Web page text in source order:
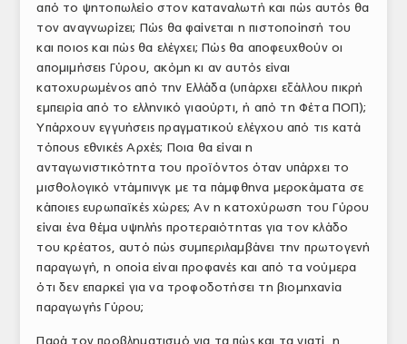
από το ψητοπωλείο στον καταναλωτή και πώς αυτός θα
τον αναγνωρίζει; Πώς θα φαίνεται η πιστοποίησή του
και ποιος και πώς θα ελέγχει; Πώς θα αποφευχθούν οι
απομιμήσεις Γύρου, ακόμη κι αν αυτός είναι
κατοχυρωμένος από την Ελλάδα (υπάρχει εξάλλου πικρή
εμπειρία από το ελληνικό γιαούρτι, ή από τη Φέτα ΠΟΠ);
Υπάρχουν εγγυήσεις πραγματικού ελέγχου από τις κατά
τόπους εθνικές Αρχές; Ποια θα είναι η
ανταγωνιστικότητα του προϊόντος όταν υπάρχει το
μισθολογικό ντάμπινγκ με τα πάμφθηνα μεροκάματα σε
κάποιες ευρωπαϊκές χώρες; Αν η κατοχύρωση του Γύρου
είναι ένα θέμα υψηλής προτεραιότητας για τον κλάδο
του κρέατος, αυτό πώς συμπεριλαμβάνει την πρωτογενή
παραγωγή, η οποία είναι προφανές και από τα νούμερα
ότι δεν επαρκεί για να τροφοδοτήσει τη βιομηχανία
παραγωγής Γύρου;
Παρά τον προβληματισμό για τα πώς και τα γιατί, η